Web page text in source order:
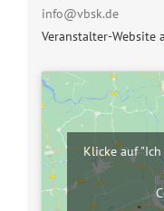
info@vbsk.de
Veranstalter-Website
Klicke auf